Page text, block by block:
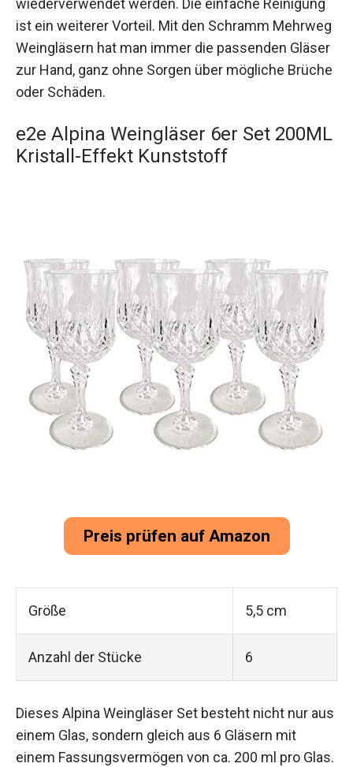
wiederverwendet werden. Die einfache Reinigung
ist ein weiterer Vorteil. Mit den Schramm Mehrweg
Weingläsern hat man immer die passenden Gläser
zur Hand, ganz ohne Sorgen über mögliche Brüche
oder Schäden.
e2e Alpina Weingläser 6er Set 200ML
Kristall-Effekt Kunststoff
Preis prüfen auf Amazon
Größe 5,5 cm
Anzahl der Stücke 6
Dieses Alpina Weingläser Set besteht nicht nur aus
einem Glas, sondern gleich aus 6 Gläsern mit
einem Fassungsvermögen von ca. 200 ml pro Glas.